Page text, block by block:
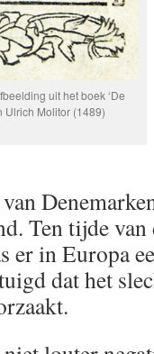
uit het boek ‘De
Ulrich Molitor (1489)
Ten tijde van
er in Europa
dat het